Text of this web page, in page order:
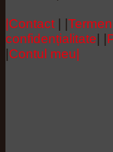
|Contact | |
confidențialitate| |
|Contul meu|